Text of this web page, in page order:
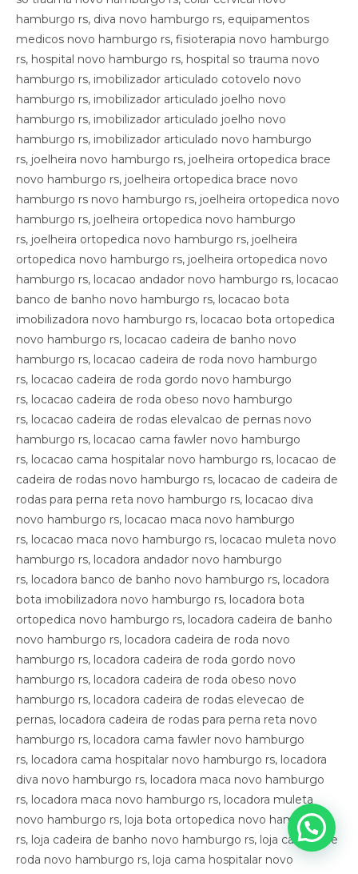
hamburgo rs, diva novo hamburgo rs, equipamentos
medicos novo hamburgo rs, fisioterapia novo hamburgo
rs, hospital novo hamburgo rs, hospital so trauma novo
hamburgo rs, imobilizador articulado cotovelo novo
hamburgo rs, imobilizador articulado joelho novo
hamburgo rs, imobilizador articulado joelho novo
hamburgo rs, imobilizador articulado novo hamburgo
rs, joelheira novo hamburgo rs, joelheira ortopedica brace
novo hamburgo rs, joelheira ortopedica brace novo
hamburgo rs novo hamburgo rs, joelheira ortopedica novo
hamburgo rs, joelheira ortopedica novo hamburgo
rs, joelheira ortopedica novo hamburgo rs, joelheira
ortopedica novo hamburgo rs, joelheira ortopedica novo
hamburgo rs, locacao andador novo hamburgo rs, locacao
banco de banho novo hamburgo rs, locacao bota
imobilizadora novo hamburgo rs, locacao bota ortopedica
novo hamburgo rs, locacao cadeira de banho novo
hamburgo rs, locacao cadeira de roda novo hamburgo
rs, locacao cadeira de roda gordo novo hamburgo
rs, locacao cadeira de roda obeso novo hamburgo
rs, locacao cadeira de rodas elevalcao de pernas novo
hamburgo rs, locacao cama fawler novo hamburgo
rs, locacao cama hospitalar novo hamburgo rs, locacao de
cadeira de rodas novo hamburgo rs, locacao de cadeira de
rodas para perna reta novo hamburgo rs, locacao diva
novo hamburgo rs, locacao maca novo hamburgo
rs, locacao maca novo hamburgo rs, locacao muleta novo
hamburgo rs, locadora andador novo hamburgo
rs, locadora banco de banho novo hamburgo rs, locadora
bota imobilizadora novo hamburgo rs, locadora bota
ortopedica novo hamburgo rs, locadora cadeira de banho
novo hamburgo rs, locadora cadeira de roda novo
hamburgo rs, locadora cadeira de roda gordo novo
hamburgo rs, locadora cadeira de roda obeso novo
hamburgo rs, locadora cadeira de rodas elevecao de
pernas, locadora cadeira de rodas para perna reta novo
hamburgo rs, locadora cama fawler novo hamburgo
rs, locadora cama hospitalar novo hamburgo rs, locadora
diva novo hamburgo rs, locadora maca novo hamburgo
rs, locadora maca novo hamburgo rs, locadora muleta
novo hamburgo rs, loja bota ortopedica novo hamburgo
rs, loja cadeira de banho novo hamburgo rs, loja cadeira de
roda novo hamburgo rs, loja cama hospitalar novo